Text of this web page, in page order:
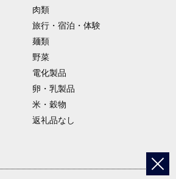
肉類
旅行・宿泊・体験
麺類
野菜
電化製品
卵・乳製品
米・穀物
返礼品なし